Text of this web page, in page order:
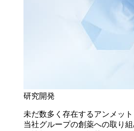
研究開発
未だ数多く存在するアンメット
当社グループの創薬への取り